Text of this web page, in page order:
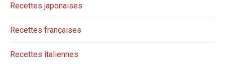
Recettes japonaises
Recettes françaises
Recettes italiennes